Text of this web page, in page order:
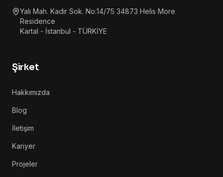
Yalı Mah. Kadir Sok. No:14/75 34873 Helis More
Residence
Kartal - İstanbul - TÜRKİYE
Şirket
Hakkımızda
Blog
İletişim
Kariyer
Projeler